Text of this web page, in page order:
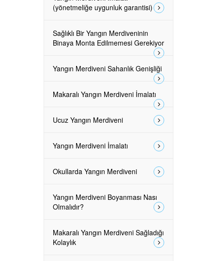
(yönetmeliğe uygunluk garantisi)
Sağlıklı Bir Yangın Merdiveninin
Binaya Monta Edilmemesi Gerekiyor
Yangın Merdiveni Sahanlık Genişliği
Makaralı Yangın Merdiveni İmalatı
Ucuz Yangın Merdiveni
Yangın Merdiveni İmalatı
Okullarda Yangın Merdiveni
Yangın Merdiveni Boyanması Nası
Olmalıdır?
Makaralı Yangın Merdiveni Sağladığı
Kolaylık